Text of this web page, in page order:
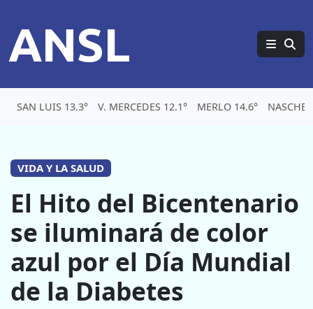
ANSL
SAN LUIS 13.3° V. MERCEDES 12.1° MERLO 14.6°
VIDA Y LA SALUD
El Hito del Bicentenario
se iluminará de color
azul por el Día Mundial
de la Diabetes